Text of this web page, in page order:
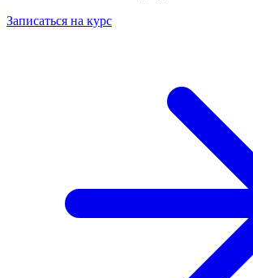
Записаться на курс